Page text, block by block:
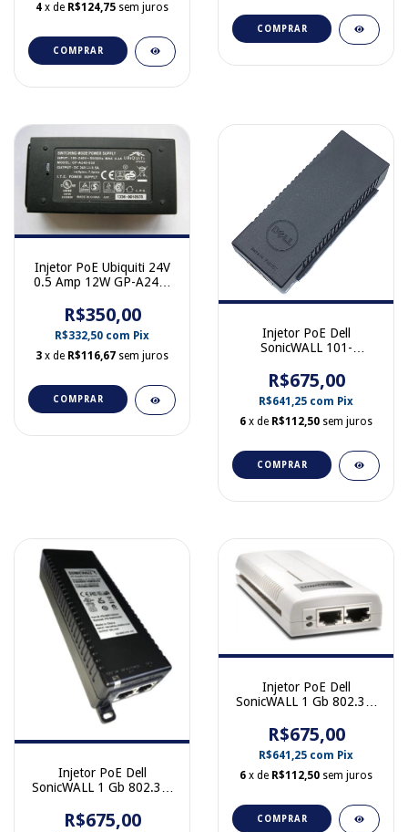
4 x de R$124,75 sem juros
COMPRAR
COMPRAR
Injetor PoE Ubiquiti 24V
0.5 Amp 12W GP-A240-
R$350,00
R$332,50 com Pix
3 x de R$116,67 sem juros
COMPRAR
Injetor PoE Dell
SonicWALL 101-
R$675,00
R$641,25 com Pix
6 x de R$112,50 sem juros
COMPRAR
Injetor PoE Dell
SonicWALL 1 Gb 802.3at
R$675,00
Injetor PoE Dell
SonicWALL 1 Gb 802.3af
R$675,00
R$641,25 com Pix
6 x de R$112,50 sem juros
COMPRAR